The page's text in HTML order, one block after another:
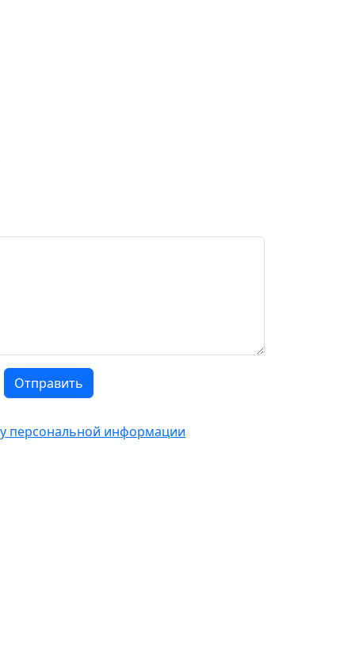
Отправить
персональной информации